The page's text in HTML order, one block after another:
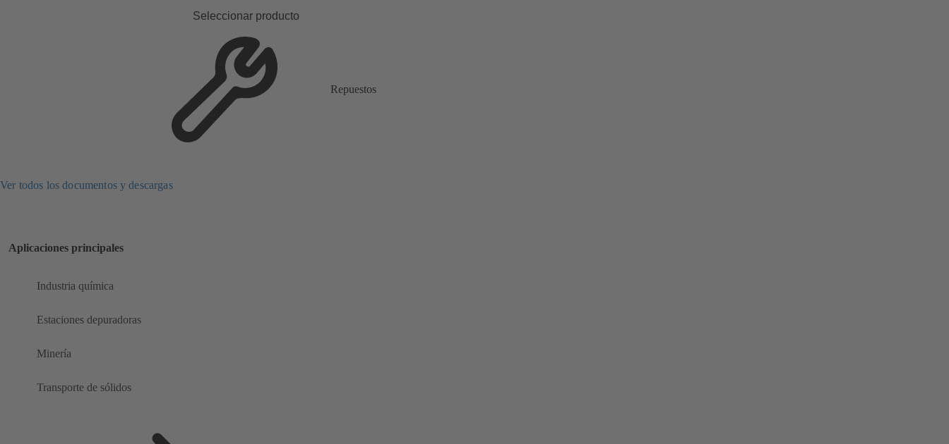
Seleccionar producto
Repuestos
Ver todos los documentos y descargas
Aplicaciones principales
Industria química
Estaciones depuradoras
Minería
Transporte de sólidos